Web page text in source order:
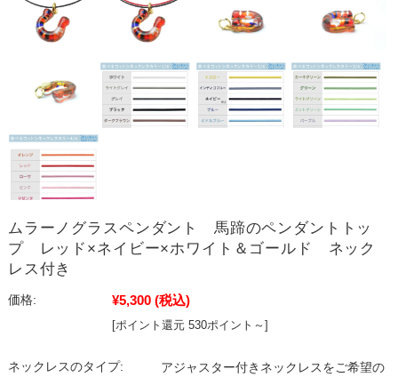
ムラーノグラスペンダント 馬蹄のペンダントトッ
プ レッド×ネイビー×ホワイト＆ゴールド ネック
レス付き
価格: ¥5,300 (税込)
[ポイント還元 530ポイント～]
ネックレスのタイプ:
アジャスター付きネックレスをご希望の